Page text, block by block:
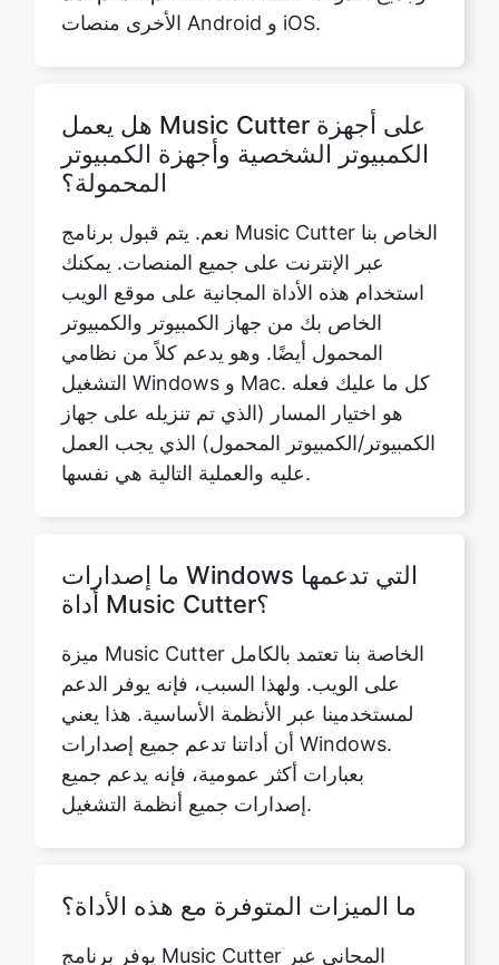
هل يعمل Music Cutter على أجهزة
نعم. يتم قبول برنامج Music Cutter الخاص بنا
عبر الإنترنت على جميع المنصات. يمكنك
استخدام هذه الأداة المجانية على موقع الويب
الخاص بك من جهاز الكمبيوتر والكمبيوتر
المحمول أيضًا. وهو يدعم كلاً من نظامي
التشغيل Windows و Mac. كل ما عليك فعله
هو اختيار المسار (الذي تم تنزيله على جهاز
الكمبيوتر/الكمبيوتر المحمول) الذي يجب العمل
عليه والعملية التالية هي نفسها.
ما إصدارات Windows التي تدعمها
على الويب. ولهذا السبب، فإنه يوفر الدعم
لمستخدمينا عبر الأنظمة الأساسية. هذا يعني
أن أداتنا تدعم جميع إصدارات Windows.
بعبارات أكثر عمومية، فإنه يدعم جميع
إصدارات جميع أنظمة التشغيل.
ما الميزات المتوفرة مع هذه الأداة؟
الإنترنت ميزات التكبير والتصغير لمزيد من
الدقة أثناء القطع. بعد تحديد قسم معين من
المسار الذي تم تحميله، يمكنك القيام بأربعة